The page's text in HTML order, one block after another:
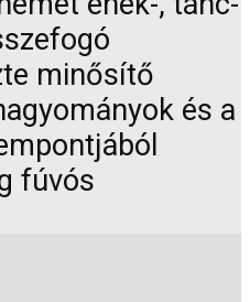
minősítő
és a
fúvós